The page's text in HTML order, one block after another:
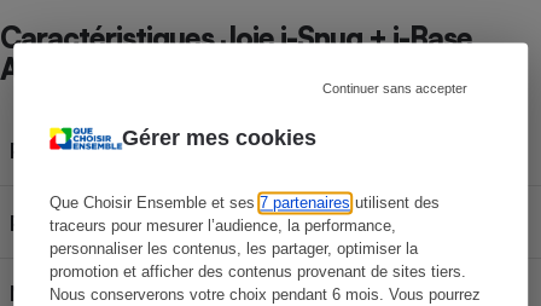
Gérer mes cookies
Que Choisir Ensemble et ses7 partenaires utilisent des
traceurs pour mesurer l’audience, la performance,
personnaliser les contenus, les partager, optimiser la
promotion et afficher des contenus provenant de sites tiers.
Nous conserverons votre choix pendant 6 mois. Vous pourrez
Continuer sans accepter
Caractéristiques Joie i-Snug + i-Base
Advance
Prix du siège seul
Prix de la base 149 €
Norme d'homologation R129